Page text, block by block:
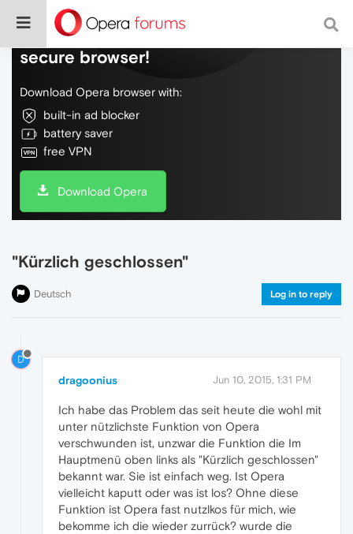
Do more on the web, with a fast and
secure browser!
Download Opera browser with:
built-in ad blocker
battery saver
free VPN
Download Opera
"Kürzlich geschlossen"
Deutsch Log in to reply
D
dragoonius Jun 10, 2015, 1:31 PM
Ich habe das Problem das seit heute die wohl mit
unter nützlichste Funktion von Opera
verschwunden ist, unzwar die Funktion die Im
Hauptmenü oben links als "Kürzlich geschlossen"
bekannt war. Sie ist einfach weg. Ist Opera
vielleicht kaputt oder was ist los? Ohne diese
Funktion ist Opera fast nutzlkos für mich, wie
bekomme ich die wieder zurrück? wurde die